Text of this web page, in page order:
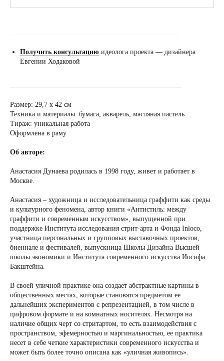
.....................................................................................
Получить консультацию идеолога проекта — дизайнера
Евгении Ходаковой
......................................................................................
Размер: 29,7 х 42 см
Техника и материалы: бумага, акварель, масляная пастель
Тираж: уникальная работа
Оформлена в раму
Об авторе:
Анастасия Дунаева родилась в 1998 году, живет и работает в
Москве.
Анастасия – художница и исследовательница граффити как среды
и культурного феномена, автор книги «Антистиль: между
граффити и современным искусством», выпущенной при
поддержке Института исследования стрит-арта и Фонда Inloco,
участница персональных и групповых выставочных проектов,
биеннале и фестивалей, выпускница Школы Дизайна Высшей
школы экономики и Института современного искусства Иосифа
Бакштейна.
В своей уличной практике она создает абстрактные картины в
общественных местах, которые становятся предметом ее
дальнейших экспериментов с репрезентацией, в том числе в
цифровом формате и на комнатных носителях. Несмотря на
наличие общих черт со стритартом, то есть взаимодействия с
пространством, эфемерностью и маргинальностью, ее практика
несет в себе четкие характеристики современного искусства и
может быть более точно описана как «уличная живопись».